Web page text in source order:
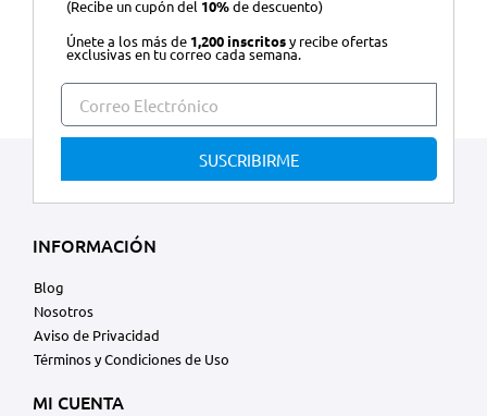
(Recibe un cupón del 10%de descuento)
Únete a los más de 1,200 inscritosy recibe ofertas
exclusivas en tu correo cada semana.
SUSCRIBIRME
INFORMACIÓN
Blog
Nosotros
Aviso de Privacidad
Términos y Condiciones de Uso
MI CUENTA